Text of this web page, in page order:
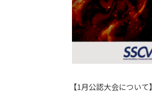
【1月公認大会について】